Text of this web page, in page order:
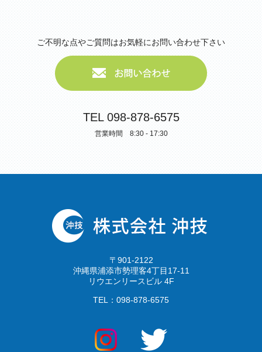
ご不明な点やご質問はお気軽にお問い合わせ下さい
TEL 098-878-6575
営業時間 8:30 - 17:30
〒901-2122
沖縄県浦添市勢理客4丁目17-11
リウエンリースビル 4F
TEL：098-878-6575